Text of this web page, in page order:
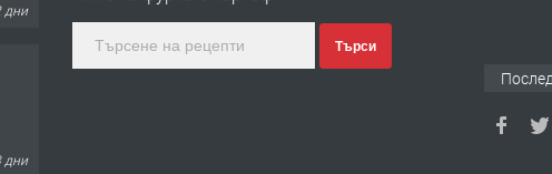
дни
дни
Търси